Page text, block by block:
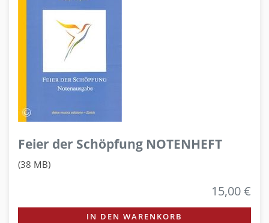
Feier der Schöpfung NOTENHEFT
(38 MB)
15,00 €
IN DEN WARENKORB